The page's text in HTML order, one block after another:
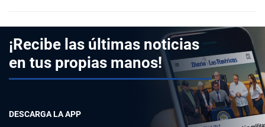
¡Recibe las últimas noticias
en tus propias manos!
DESCARGA LA APP